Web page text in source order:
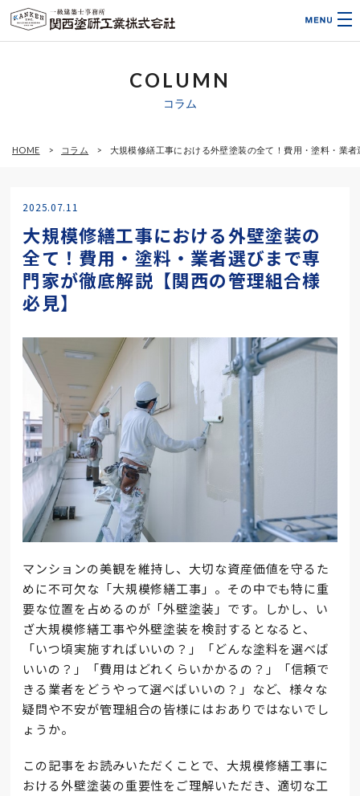
COLUMN
コラム
HOME コラム 大規模修繕工事における外壁塗装の全て！費用・塗料・業
2025.07.11
大規模修繕工事における外壁塗装の
全て！費用・塗料・業者選びまで専
門家が徹底解説【関西の管理組合様
必見】
マンションの美観を維持し、大切な資産価値を守るた
めに不可欠な「大規模修繕工事」。その中でも特に重
要な位置を占めるのが「外壁塗装」です。しかし、い
ざ大規模修繕工事や外壁塗装を検討するとなると、
「いつ頃実施すればいいの？」「どんな塗料を選べば
いいの？」「費用はどれくらいかかるの？」「信頼で
きる業者をどうやって選べばいいの？」など、様々な
疑問や不安が管理組合の皆様にはおありではないでし
ょうか。
この記事をお読みいただくことで、大規模修繕工事に
おける外壁塗装の重要性をご理解いただき、適切な工